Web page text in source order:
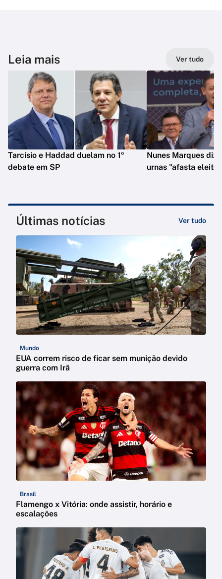
Leia mais Ver tudo
Tarcísio e Haddad duelam no 1º
debate em SP
Nunes Marques diz
urnas "afasta
Últimas notícias Ver tudo
Mundo
EUA correm risco de ficar sem munição devido
guerra com Irã
Brasil
Flamengo x Vitória: onde assistir, horário e
escalações